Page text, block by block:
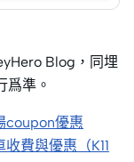
Blog，同埋
爲準。
coupon優惠
費與優惠（K11